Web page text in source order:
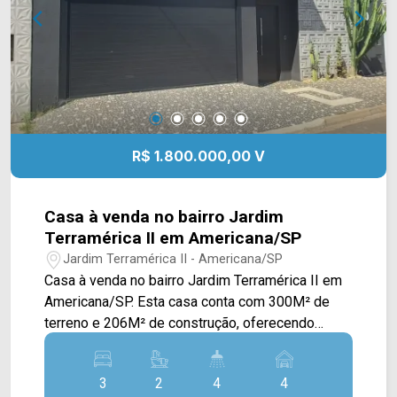
supermercado São Vicente, escola infantil
contato com a equipe da Arbix Imóveis e agende
a sua visita!! WhatsApp e Telefone: (19) 3475-
4546 ARBIX IMÓVEIS - Presente em cada
mudança!
R$ 1.800.000,00 V
Casa à venda no bairro Jardim
Terramérica II em Americana/SP
Jardim Terramérica II - Americana/SP
Casa à venda no bairro Jardim Terramérica II em
Americana/SP. Esta casa conta com 300M² de
terreno e 206M² de construção, oferecendo
ampla sala de estar e de jantar com pé direito
alto, estando integradas com a cozinha toda
planejada e com cooktop, espaço gourmet
3 2 4 4